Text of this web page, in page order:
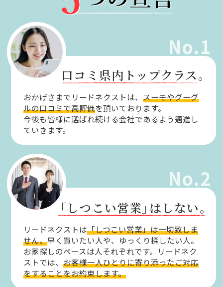
No.1
口コミ県内トップクラス。
おかげさまでリードネクストは、スーモやグーグ
ルの口コミで高評価を頂いております。
今後も皆様に選ばれ続ける会社であるよう邁進し
ていきます。
No.2
「しつこい営業」はしない。
リードネクストは「しつこい営業」は一切致しま
せん。早く買いたい人や、ゆっくり探したい人。
お家探しのペースは人それぞれです。リードネク
ストでは、お客様一人ひとりに寄り添ったご対応
をすることをお約束します。